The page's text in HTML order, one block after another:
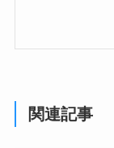
関連記事